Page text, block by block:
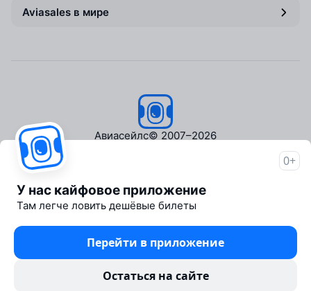
Aviasales в мире
Авиасейлс© 2007–2026
Пресс‑центр
Travelpayouts
Партнёрская программа
Медиа Yo'lovchi
Трэвел‑медиа Aviasales.uz
0+
У нас кайфовое приложение
Там легче ловить дешёвые билеты
Перейти в приложение
Остаться на сайте